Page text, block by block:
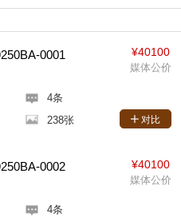
0001
4条
238张
¥40100
媒体公价
对比
0002
4条
¥40100
媒体公价